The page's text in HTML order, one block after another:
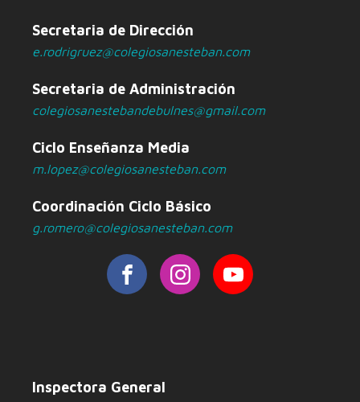
Secretaria de Dirección
e.rodrigruez@colegiosanesteban.com
Secretaria de Administración
colegiosanestebandebulnes@gmail.com
Ciclo Enseñanza Media
m.lopez@colegiosanesteban.com
Coordinación Ciclo Básico
g.romero@colegiosanesteban.com
Inspectora General